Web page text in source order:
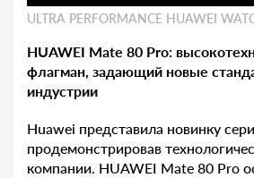
ULTRA PERFORMANCE HUAWEI
HUAWEI Mate 80 Pro:
флагман, задающий новые
индустрии
Huawei представила новинку
продемонстрировав
компании. HUAWEI Mate 80 Pro